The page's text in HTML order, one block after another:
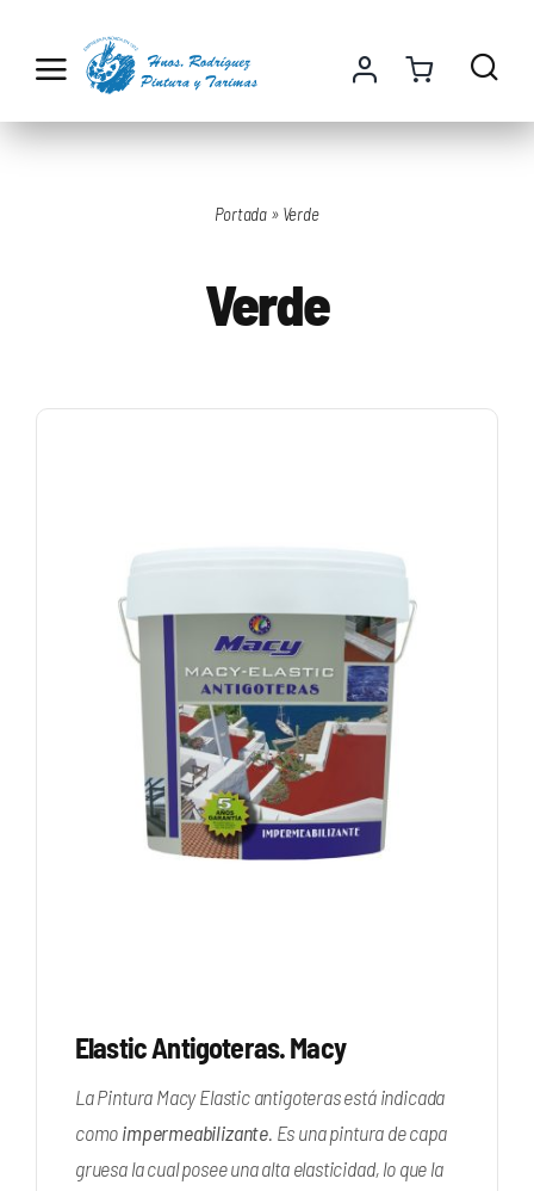
contenido
Portada » Verde
Verde
Elastic Antigoteras. Macy
La Pintura Macy Elastic antigoteras está indicada
comoimpermeabilizante. Es una pintura de capa
gruesa la cual posee una alta elasticidad, lo que la